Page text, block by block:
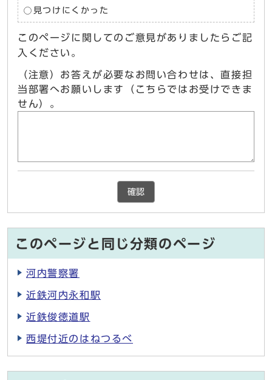
見つけにくかった
このページに関してのご意見がありましたらご記
入ください。
（注意）お答えが必要なお問い合わせは、直接担
当部署へお願いします（こちらではお受けできま
せん）。
確認
このページと同じ分類のページ
河内警察署
近鉄河内永和駅
近鉄俊徳道駅
西堤付近のはねつるべ